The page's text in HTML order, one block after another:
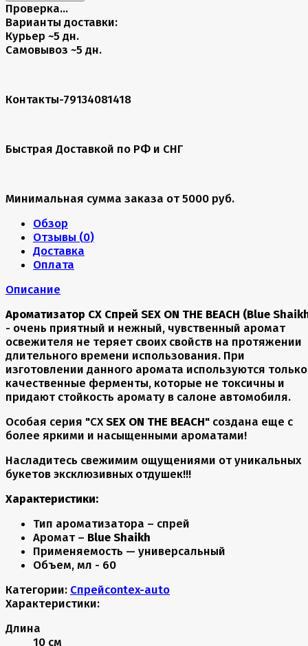
Проверка...
Варианты доставки:
Курьер ~5 дн.
Самовывоз ~5 дн.
Контакты-79134081418
Быстрая Доставкой по РФ и СНГ
Минимальная сумма заказа от 5000 руб.
Обзор
Отзывы (0)
Доставка
Оплата
Описание
Ароматизатор CX Спрей SEX ON THE BEACH (Blue
- очень приятный и нежный, чувственный аромат
освежителя не теряет своих свойств на протяжении
длительного времени использования. При
изготовлении данного аромата используются только
качественные ферменты, которые не токсичны и
придают стойкость аромату в салоне автомобиля.
Особая серия "CX SEX ON THE BEACH" создана еще с
более яркими и насыщенными ароматами!
Насладитесь свежимим ощущениями от уникальных
букетов эксклюзивных отдушек!!!
Характеристики:
Тип ароматизатора – спрей
Аромат – Blue Shaikh
Применяемость — универсальный
Объем, мл - 60
Категории: Спрейcontex-auto
Характеристики:
Длина
10 см